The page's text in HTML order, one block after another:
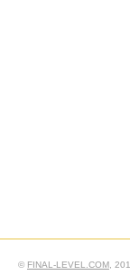
© FINAL-LEVEL.COM,